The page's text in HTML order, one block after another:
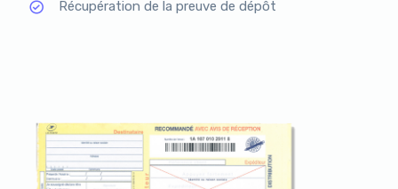
Récupération de la preuve de dépôt